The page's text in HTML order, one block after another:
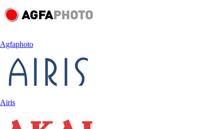
Agfaphoto
Airis